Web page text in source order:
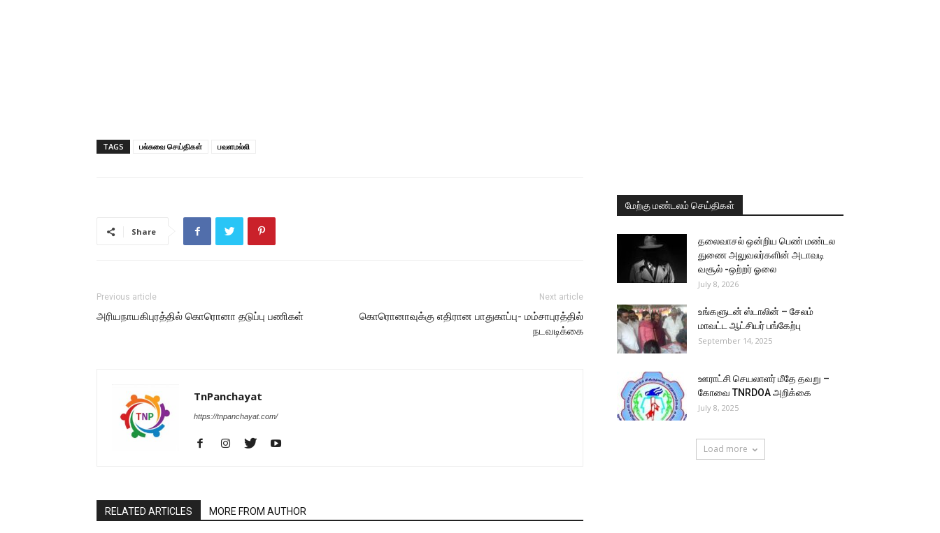
TAGS பல்சுவை செய்திகள் பவளமல்லி
Share
Previous article
அரியநாயகிபுரத்தில் கொரொனா தடுப்பு பணிகள்
Next article
கொரொனாவுக்கு எதிரான பாதுகாப்பு- மம்சாபுரத்தில்
நடவடிக்கை
TnPanchayat
https://tnpanchayat.com/
RELATED ARTICLES MORE FROM AUTHOR
மேற்கு மண்டலம் செய்திகள்
தலைவாசல் ஒன்றிய பெண் மண்டல
துணை அலுவலர்களின் அடாவடி
வசூல் -ஒற்றர் ஓலை
July 8, 2026
உங்களுடன் ஸ்டாலின் – சேலம்
மாவட்ட ஆட்சியர் பங்கேற்பு
September 14, 2025
ஊராட்சி செயலாளர் மீதே தவறு –
கோவை TNRDOA அறிக்கை
July 8, 2025
Load more